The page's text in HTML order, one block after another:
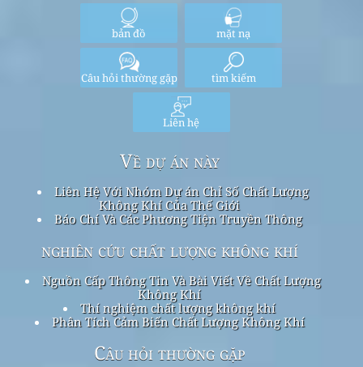
bản đồ mặt nạ
Câu hỏi thường gặp tìm kiếm
Liên hệ
Về dự án này
Liên Hệ Với Nhóm Dự án Chỉ Số Chất Lượng
Không Khí Của Thế Giới
Báo Chí Và Các Phương Tiện Truyền Thông
nghiên cứu chất lượng không khí
Nguồn Cấp Thông Tin Và Bài Viết Về Chất Lượng
Không Khí
Thí nghiệm chất lượng không khí
Phân Tích Cảm Biến Chất Lượng Không Khí
Câu hỏi thường gặp